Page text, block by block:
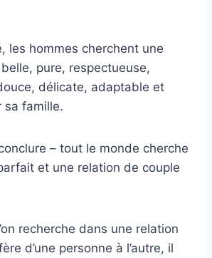
les hommes cherchent une
pure, respectueuse,
délicate, adaptable et
sa famille.
– tout le monde cherche
et une relation de couple
recherche dans une relation
d’une personne à l’autre, il